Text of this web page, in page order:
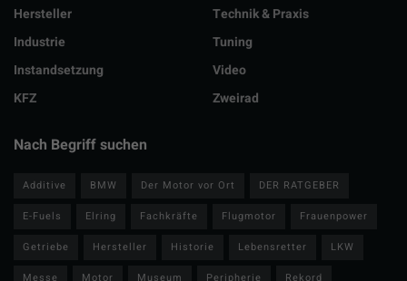
Hersteller
Industrie
Instandsetzung
KFZ
Technik & Praxis
Tuning
Video
Zweirad
Nach Begriff suchen
Additive BMW Der Motor vor Ort
DER RATGEBER
E-Fuels
Elring Fachkräfte Flugmotor
Frauenpower
Getriebe
Hersteller Historie Lebensretter
LKW